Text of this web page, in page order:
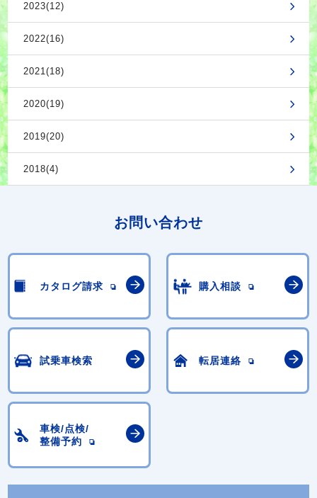
2023(12)
2022(16)
2021(18)
2020(19)
2019(20)
2018(4)
お問い合わせ
カタログ請求 購入相談
試乗車検索 転居連絡
車検/点検/
整備予約